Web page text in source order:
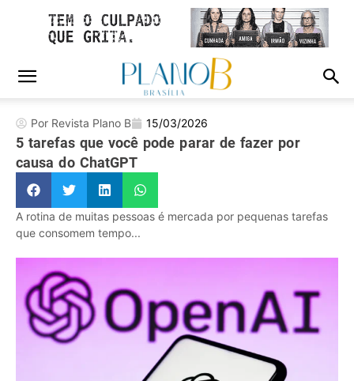
Por Revista Plano B 15/03/2026
5 tarefas que você pode parar de fazer por
causa do ChatGPT
A rotina de muitas pessoas é mercada por pequenas tarefas
que consomem tempo...